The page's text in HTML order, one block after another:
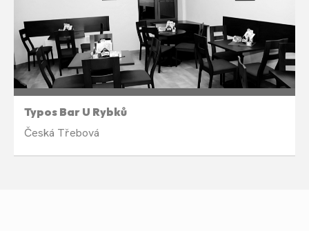
Typos Bar U Rybků
Česká Třebová